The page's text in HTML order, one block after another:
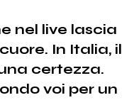
nel live lascia
In Italia, il
certezza.
voi per un